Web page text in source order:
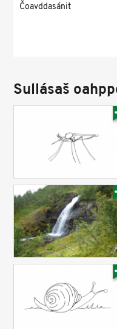
Čoavddasánit
Sullásaš